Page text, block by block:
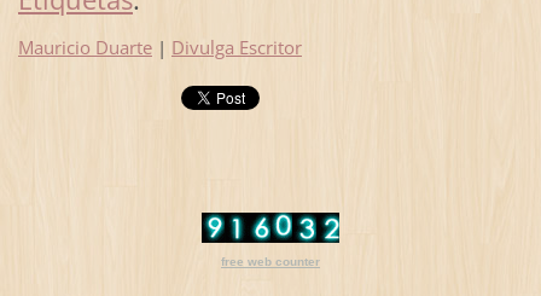
Mauricio Duarte | Divulga Escritor
free web counter